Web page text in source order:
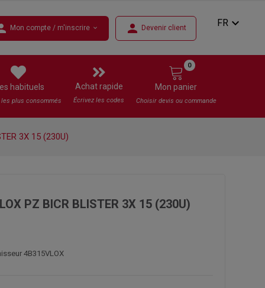
Mon compte / m'inscrire expand_more person Devenir client FR expand_more
habituels
plus consommés
Achat rapide
Écrivez les codes
Mon panier
0
Choisir devis ou commande
3X 15 (230U)
PZ BICR BLISTER 3X 15 (230U)
4B315VLOX